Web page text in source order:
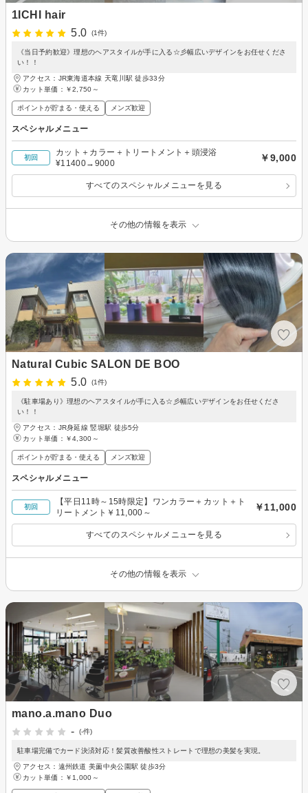
1ICHI hair
5.0
(1件)
《当日予約歓迎》理想のヘアスタイルが手に入る☆彡幅広いデザインをお任せくださ
い！！
アクセス：JR東海道本線 天竜川駅 徒歩33分
カット単価： ￥2,750～
ポイントが貯まる・使える メンズ歓迎
スペシャルメニュー
初回
カット＋カラー＋トリートメント＋頭浸浴
¥11400→9000
￥9,000
すべてのスペシャルメニューを見る
その他の情報を表示
Natural Cubic SALON DE BOO
5.0
(1件)
《駐車場あり》理想のヘアスタイルが手に入る☆彡幅広いデザインをお任せくださ
い！！
アクセス：JR身延線 竪堀駅 徒歩5分
カット単価： ￥4,300～
ポイントが貯まる・使える メンズ歓迎
スペシャルメニュー
初回
【平日11時～15時限定】ワンカラー＋カット＋ト
リートメント￥11,000～
￥11,000
すべてのスペシャルメニューを見る
その他の情報を表示
mano.a.mano Duo
-
(-件)
駐車場完備でカード決済対応！髪質改善酸性ストレートで理想の美髪を実現。
アクセス：遠州鉄道 美薗中央公園駅 徒歩3分
カット単価： ￥1,000～